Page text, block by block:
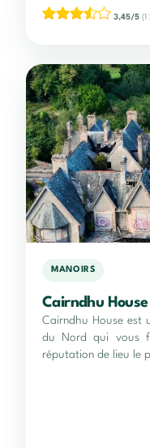
3,45/5 (1
MANOIRS
Cairndhu House
Cairndhu House est
du Nord qui vous
réputation de lieu le